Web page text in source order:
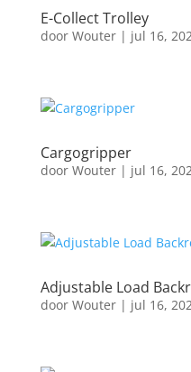
E-Collect Trolley
door Wouter| jul 16,
Cargogripper
door Wouter| jul 16,
Adjustable Load
door Wouter| jul 16,